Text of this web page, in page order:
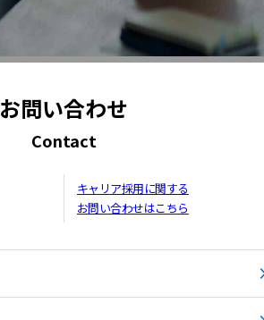
お問い合わせ
Contact
キャリア採用に関する
お問い合わせはこちら